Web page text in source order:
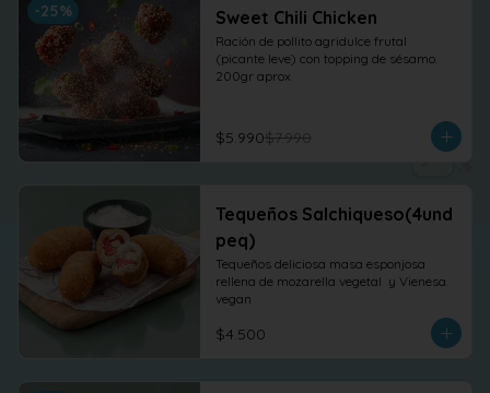
-25% Sweet Chili Chicken
Ración de pollito agridulce frutal
(picante leve) con topping de sésamo.
200gr aprox
$5.990$7.990
Tequeños Salchiqueso(4und
peq)
Tequeños deliciosa masa esponjosa
rellena de mozarella vegetal  y Vienesa.
vegan
$4.500